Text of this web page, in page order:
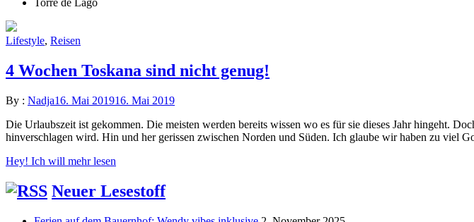
Lifestyle, Reisen
4 Wochen Toskana sind nicht genug!
By : Nadja16. Mai 201916. Mai 2019
Die Urlaubszeit ist gekommen. Die meisten werden bereits wissen wo es für sie dieses Jahr hingeht.
hinverschlagen wird. Hin und her gerissen zwischen Norden und Süden. Ich glaube wir haben zu viel
Hey! Ich will mehr lesen
Neuer Lesestoff